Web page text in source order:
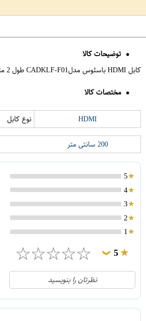
توضیحات کالا
کابل HDMI باسئوس مدلCADKLF-F01 طول 2 متر
مختصات کالا
HDMI نوع کابل
200 سانتی متر
5
4
3
2
1
5
❯
☆
☆
☆
☆
☆
1
3
0
نظرتان را بنویسید